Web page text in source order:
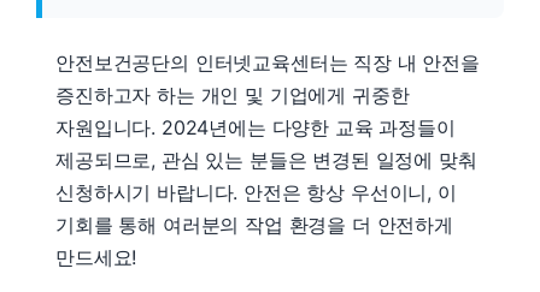
안전보건공단의 인터넷교육센터는 직장 내 안전을
증진하고자 하는 개인 및 기업에게 귀중한
자원입니다. 2024년에는 다양한 교육 과정들이
제공되므로, 관심 있는 분들은 변경된 일정에 맞춰
신청하시기 바랍니다. 안전은 항상 우선이니, 이
기회를 통해 여러분의 작업 환경을 더 안전하게
만드세요!